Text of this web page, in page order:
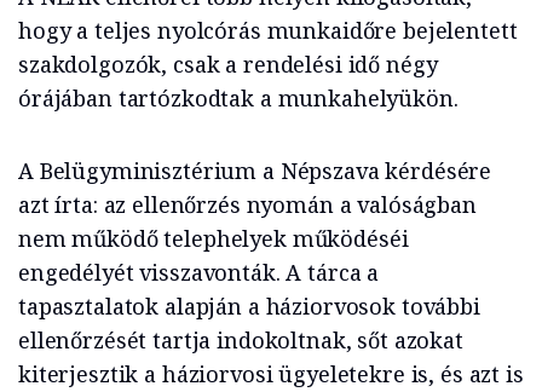
hogy a teljes nyolcórás munkaidőre bejelentett
szakdolgozók, csak a rendelési idő négy
órájában tartózkodtak a munkahelyükön.
A Belügyminisztérium a Népszava kérdésére
azt írta: az ellenőrzés nyomán a valóságban
nem működő telephelyek működéséi
engedélyét visszavonták. A tárca a
tapasztalatok alapján a háziorvosok további
ellenőrzését tartja indokoltnak, sőt azokat
kiterjesztik a háziorvosi ügyeletekre is, és azt is